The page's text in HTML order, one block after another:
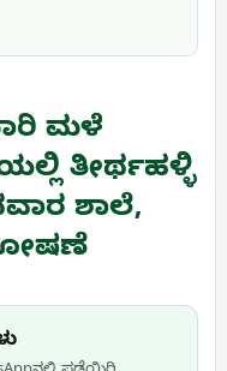
ಮಳೆ
ತೀರ್ಥಹಳ್ಳಿ
ಶಾಲೆ,